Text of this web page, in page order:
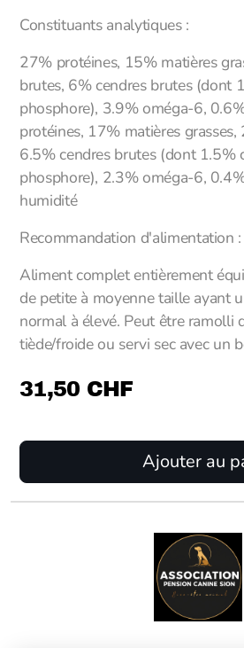
Constituants analytiques :
27% protéines, 15% matières
brutes, 6% cendres brutes (dont
phosphore), 3.9% oméga-6,
protéines, 17% matières
6.5% cendres brutes (dont 1.5%
phosphore), 2.3% oméga-6,
humidité
Recommandation d'alimentation :
Aliment complet entièrement
de petite à moyenne taille ayant
normal à élevé. Peut être ramolli
tiède/froide ou servi sec avec un
31,50 CHF
Ajouter au